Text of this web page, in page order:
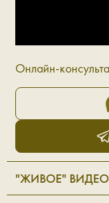
Онлайн-
"ЖИВОЕ" ВИДЕО